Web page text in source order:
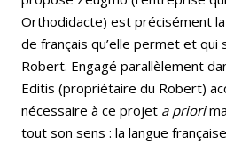
Orthodidacte) est précisément
de français qu’elle permet et qui
Robert. Engagé parallèlement
Editis (propriétaire du Robert)
nécessaire à ce projet a priori
tout son sens : la langue